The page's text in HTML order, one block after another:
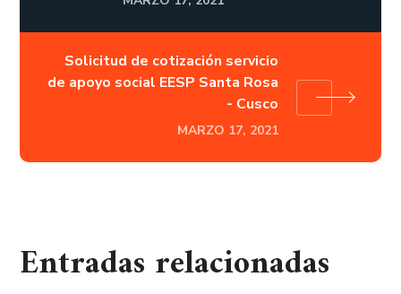
Solicitud de cotización servicio
de apoyo social EESP Santa Rosa
- Cusco
MARZO 17, 2021
Entradas relacionadas